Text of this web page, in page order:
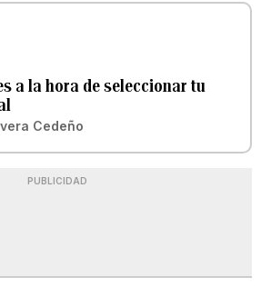
a la hora de seleccionar tu
Cedeño
PUBLICIDAD